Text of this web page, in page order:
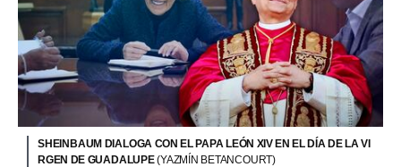
SHEINBAUM DIALOGA CON EL PAPA LEÓN XIV EN EL DÍA DE LA VI
RGEN DE GUADALUPE(YAZMÍN BETANCOURT)